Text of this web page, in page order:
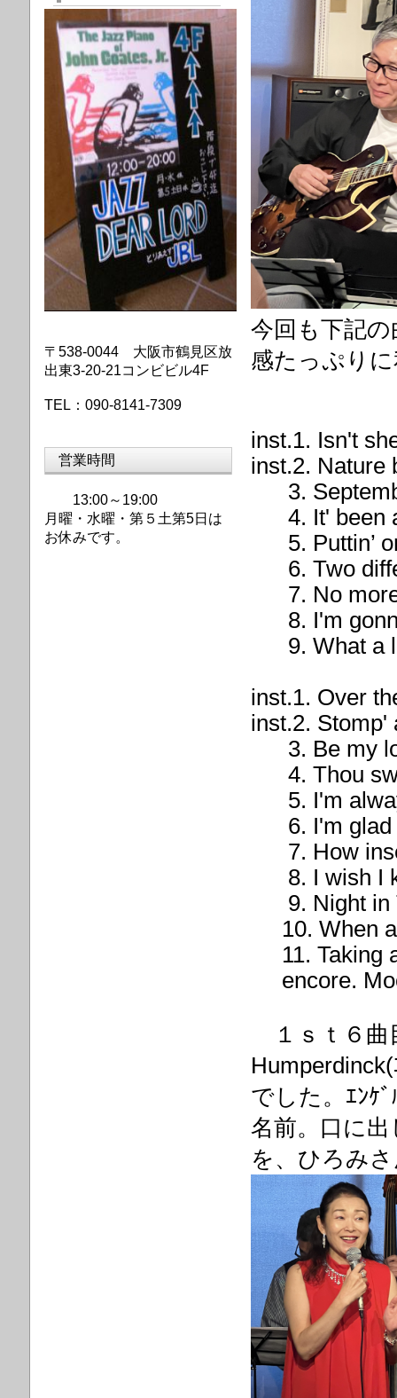
今回も下記
感たっぷり
inst.1. Isn't
inst.2. Nature
3.
4. It' been
5. Puttin’
6. Two
7. No
8. I'm
9. What a
inst.1. Over
inst.2. Stomp'
3. Be my
4. Thou
5. I'm
6. I'm glad
7. How
8. I wish I
9. Night in
10. When a
11. Taking
encore.
１ｓｔ６曲
Humperdinck(
でした。ｴﾝｹ
名前。口に
を、ひろみ
〒538-0044 大阪市鶴見区放
出東3-20-21コンビビル4F
TEL：090-8141-7309
営業時間
13:00～19:00
月曜・水曜・第 ５土第5日は
お休みです。